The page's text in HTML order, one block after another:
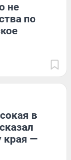
не
по
в
края —